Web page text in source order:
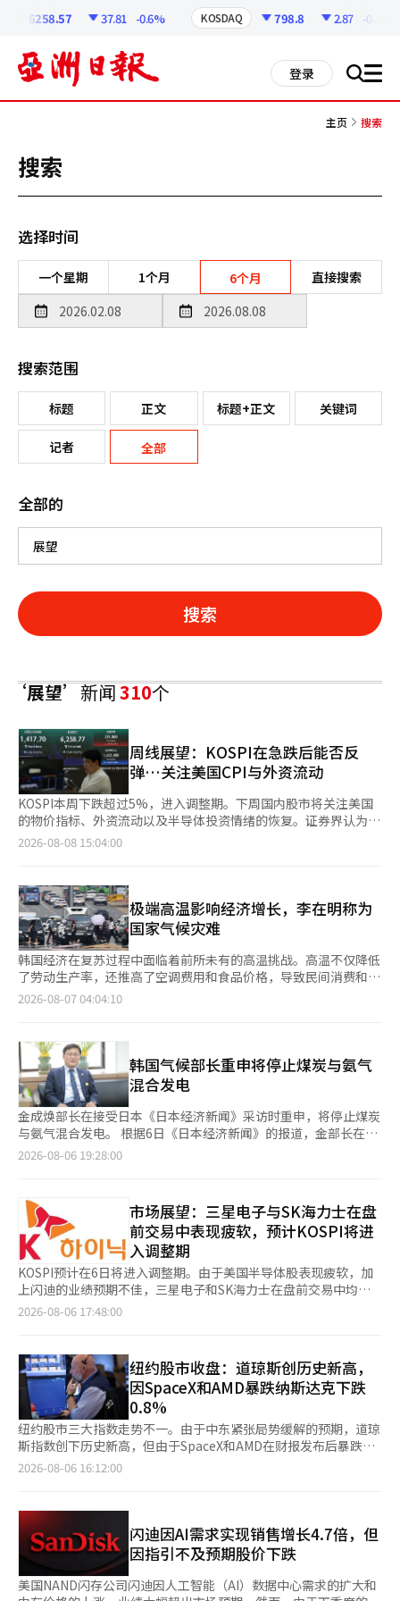
6258.57 37.81 -0.6% KOSDAQ 798.8 2.87 -0.36%
登录 搜 all
主页 搜索
搜索
选择时间
一个星期 1个月 6个月 直接搜索
搜索范围
标题 正文 标题+正文 关键词
记者 全部
全部的
搜索
‘展望’新闻310个
周线展望：KOSPI在急跌后能否反
弹…关注美国CPI与外资流动
KOSPI本周下跌超过5%，进入调整期。下周国内股市将关注美国
的物价指标、外资流动以及半导体投资情绪的恢复。证券界认为，
尽管业绩改善的趋势仍在，但短期内因获利了结而出现的抛售可能
10.98%，表现相对强劲。 本周的股市因半导体业绩预期与获利了
结的抛售交织，波动性较大。尤其是在上周全球大型科技公司宣布
大规模人工智能（AI）投资后，KOSPI曾急剧反弹，但本周外资的
卖出压力再次加大，导致其上涨动力减弱。7日，KOSPI在开盘时
一度上涨超过1%，但外资净卖出8625亿韩元，最终收于
6258.77。 证券界将美国AI投资周期的持续性视为市场的关键变
量。微软、亚马逊、Meta等主要科技公司在最近的业绩发布会上
重申了扩大资本支出（CAPEX）的趋势，并表示将继续投资AI基础
流。 国内企业的业绩保持良好。KOSPI的净利润预估最近被上调，
除三星电子和SK海力士外，其他企业的盈利预期也有所改善。半
导体及工业品等领域的业绩改善被认为是支撑国内股市下行的因
素。 然而，外资流动仍然是一个变数。最近外资在现货市场上转
为净卖出，期货市场也没有出现积极的买入方向。单一股票杠杆
ETF的监管后，国内资金流动的波动性已大幅减弱，但分析认为，
外资资金要真正流入，需要股东回报政策的具体化等制度性催化
剂。 下周将陆续发布美国7月消费者物价指数（CPI）、生产者物
成压力。相反，如果物价稳定，AI投资的扩大和半导体业绩的改善
预期可能会再次受到关注。 证券界认为，目前的调整更多是由于
估值压力和获利了结，而非业绩恶化。由于半导体行业的盈利预估
持续上调，因此认为趋势本身并未受到破坏。 NH投资证券的研究
员那正焕表示：“杠杆ETF带来的波动性已大幅减弱，但为了进一
步吸引外资资金流入，需要股东回报政策的具体化或税制改革等制
度性催化剂。”他还提到：“美国内存半导体期权市场上仍然存在
非业绩受损的阶段。未来要实现趋势性反弹，外资的净买入回归，
以及美国物价指标、长期利率和地缘政治风险的缓解将是重要变
量。”※ 本报道经人工智能（AI）系统翻译与编辑。
2026-08-08 15:04:00
极端高温影响经济增长，李在明称为
国家气候灾难
韩国经济在复苏过程中面临着前所未有的高温挑战。高温不仅降低
了劳动生产率，还推高了空调费用和食品价格，导致民间消费和企
业投资受到抑制，进而影响经济增长。尤其是高温现象日益常态
日在政府首尔办公厅主持“高温与干旱应对情况检查会议”，表
示“现在实际上是国家级的气候灾难”，并强调“必须以空前的紧
迫感提升政策应对的水平、范围和速度”。李总统要求严格检查户
外工作场所的高温作业停止和休息措施的落实，并确保农业、水产
和电力供应的安全，以及社会基础设施的管理。根据气象厅的数据
显示，当天首都圈和全南地区的气温升高至39度左右。虽然周末有
降雨预报，但由于受到北太平洋高气压的影响，下周高温天气仍将
持续。高温引发的热相关疾病估计已连续四天出现死亡病例，今年
终造成经济损失。根据阿利安兹研究报告，当气温达到32度时，身
体劳动能力比正常水平下降约40%，而在38度时，下降幅度可扩
大至三分之二。32度以上的高温对经济的生产力冲击相当于半天的
罢工。能源消费也急剧上升。当极端高温达到35度时，气温每增加
1度，个人能源消费约增加1.2%。自2014年以来，各国发生的极
端高温与1991至2010年的平均气候相比，韩国与中国、西班牙、
巴西等国一起，个人能源消费增加幅度超过4%至5%。这种能源消
费的增加导致国内电力需求上升。电力部门预计，如果高温持续并
年创下的历史最高记录97.1GW。政府计划确保107GW的供应能
力，以维持8.2GW的备用电力。增加的能源使用将导致家庭和企业
的成本负担加重。空调费用等必需支出增加，家庭可支配收入减
少，可能抑制外出就餐、服装和休闲等非必需消费。企业也因能源
成本和员工保护成本上升，劳动生产率下降，投资能力减弱。高温
还刺激了食品价格的上涨。韩国银行分析认为，气温每上升1度，
农产品价格上涨率将提高0.4至0.5个百分点，整体消费者物价上涨
率将提高0.07个百分点。随着空调费用和食品费用的增加，家庭的
2026至2030年间，过去最热的五年气候强度不断加大，暴露在高
温下的国家的累计国内生产总值（GDP）损失将比基准线减少5%
至7%，固定资本投资的减少幅度将达到平均8%。专家指出，高温
应被视为一种常态化的经济风险，而非短期的季节性灾难，经济展
望和政府政策应积极反映气候变量。洪钟浩首尔大学环境学院教授
2026-08-07 04:04:10
韩国气候部长重申将停止煤炭与氨气
混合发电
金成焕部长在接受日本《日本经济新闻》采访时重申，将停止煤炭
与氨气混合发电。 根据6日《日本经济新闻》的报道，金部长在上
月底的采访中表示，混合发电可能成为“延续煤炭火电的手段”，
发电，韩国的脱碳战略可能会受到影响。他强调：“我们不能回归
煤炭火电。”金部长一直以来都明确表示停止混合发电的方针，并
在上个月与《亚洲经济》采访时指出：“环境与产业、能源不再是
对立的概念。”他表示，将努力使韩国从石油国家转变为电力国
家，超越以化石燃料为中心的社会，成为脱碳绿色文明的引领者。
在尹锡悦政府期间，韩国曾计划到2030年在国内一半以上的火电
厂中混合20%的氨气。然而，在李在明政府上任后，脱碳政策得到
加强，计划逐步结束煤炭火电。根据计划，到2040年将完全废止
2040年前将停止其余电厂的运营。日本对氨气供应的影响展望
《日本经济新闻》指出，韩国和日本都是氨气的主要消费国，如果
韩国停止混合发电，日本将成为唯一的主要煤炭与氨气混合发电
国。这可能会对包括美国在内的主要氨气生产国的全球供应链造成
影响，并可能影响日本的氨气采购战略。日本目前从美国、澳大利
亚和中东等地采购氨气，并在尹锡悦政府期间于2025年3月与韩国
达成了在氨气采购领域的合作。 此外，日本政府一直积极支持氨
气的使用，目前日本最大的电力公司JERA与主要的中化企业IHI正
然气（LNG）的火电将在2050年前继续发挥一定作用。同时，他
提到核电方面将优先考虑安全，计划对即将到期的反应堆进行维修
和延长使用寿命，而不是自动关闭。但对于新建核电站及核电的具
体比例，他表示“尚未决定”。半导体支持方案 与此同时，金部
长还提到了对半导体产业的支持方案。由于全球人工智能（AI）热
潮，内存半导体的需求激增，三星电子和SK海力士决定在南部地
2026-08-06 19:28:00
市场展望：三星电子与SK海力士在盘
前交易中表现疲软，预计KOSPI将进
入调整期
KOSPI预计在6日将进入调整期。由于美国半导体股表现疲软，加
上闪迪的业绩预期不佳，三星电子和SK海力士在盘前交易中均出
现下跌。 根据NextTrade的数据，截至上午8时29分，SK海力士的
在美国股市，半导体股表现不佳。5日（当地时间），纽约证券交
易所的美光股价下跌0.01%，收于平盘，而SK海力士的美国存托凭
证（ADR）下跌2.2%。闪迪和西部数据在业绩发布前分别下跌
5.4%。 科技股也出现下跌。谷歌母公司Alphabet因核心人才杰夫
·迪恩的离职消息下跌4.06%，而AMD因业绩预期未达市场预期下
跌7.04%。闪迪在收盘后发布业绩，盘后交易中股价下跌超过
5%。 纽约股市也进入调整期。道琼斯工业平均指数上涨0.49%，
而标准普尔500指数和纳斯达克指数分别下跌0.17%和0.83%。美
于获利了结，市场出现分化。 韩基证券的研究员韩志英表
示：“闪迪的业绩在收盘后发布，略低于市场预期，导致盘后交易
中股价下跌超过5%。因此，今天国内半导体股也可能出现短期的
获利了结。” 因此，预计今天国内股市也将进入调整期。MSCI韩
国ETF和费城半导体指数分别下跌1.17%和1.40%，而KOSPI200
夜间期货下跌1.63%，投资者情绪有所减弱。 证券界普遍认为调整
2026-08-06 17:48:00
纽约股市收盘：道琼斯创历史新高，
因SpaceX和AMD暴跌纳斯达克下跌
0.8%
纽约股市三大指数走势不一。由于中东紧张局势缓解的预期，道琼
斯指数创下历史新高，但由于SpaceX和AMD在财报发布后暴跌，
科技股主导的纳斯达克指数在五个交易日后下跌。 5日（当地时
（0.17%），收于7723.52点，纳斯达克综合指数下跌221.55点
（0.83%），收于26363.44点。前一天道琼斯指数和标准普尔500
指数均创下历史新高，随后出现以科技股为主的获利了结。 市场
消息称，伊朗与阿曼在霍尔木兹海峡通航方式上接近达成协议，提
振了投资者信心。若中东的军事紧张局势缓解，原油运输恢复正
2026-08-06 16:12:00
闪迪因AI需求实现销售增长4.7倍，但
因指引不及预期股价下跌
美国NAND闪存公司闪迪因人工智能（AI）数据中心需求的扩大和